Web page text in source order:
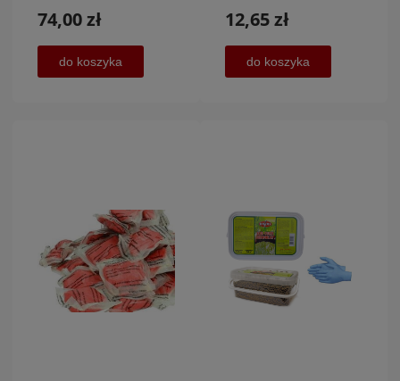
74,00 zł
do koszyka
RAPAX
12,65 zł
do koszyka